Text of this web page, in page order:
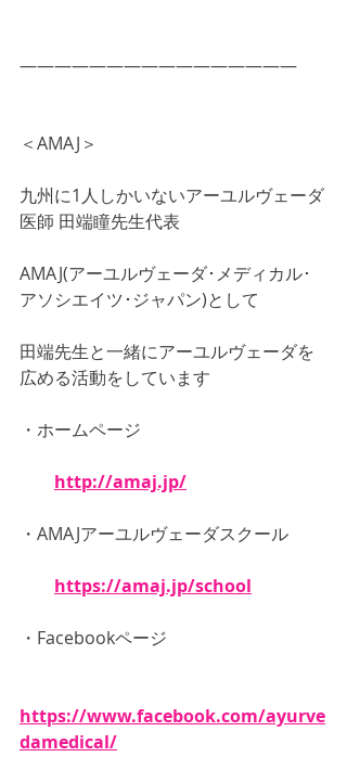
――――――――――――――――
＜AMAJ＞
九州に1人しかいないアーユルヴェーダ
医師 田端瞳先生代表
AMAJ(アーユルヴェーダ･メディカル･
アソシエイツ･ジャパン)として
田端先生と一緒にアーユルヴェーダを
広める活動をしています
・ホームページ
http://amaj.jp/
・AMAJアーユルヴェーダスクール
https://amaj.jp/school
・Facebookページ
https://www.facebook.com/ayurve
damedical/